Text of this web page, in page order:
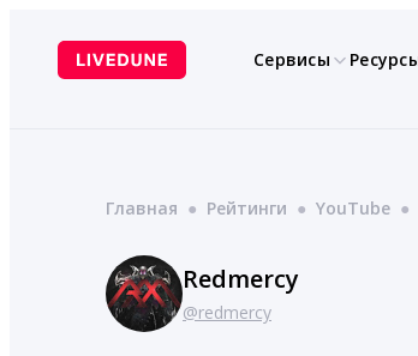
содержимому
Сервисы
Главная ● Рейтинги ● YouTube ●
Redmercy
@redmercy